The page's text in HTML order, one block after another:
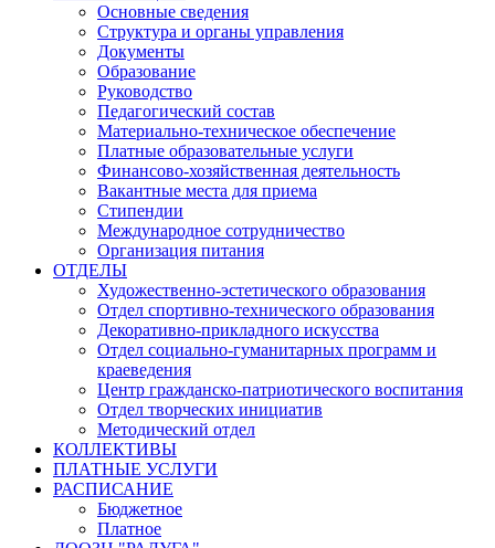
Основные сведения
Структура и органы управления
Документы
Образование
Руководство
Педагогический состав
Материально-техническое обеспечение
Платные образовательные услуги
Финансово-хозяйственная деятельность
Вакантные места для приема
Стипендии
Международное сотрудничество
Организация питания
ОТДЕЛЫ
Художественно-эстетического образования
Отдел спортивно-технического образования
Декоративно-прикладного искусства
Отдел социально-гуманитарных программ и
краеведения
Центр гражданско-патриотического воспитания
Отдел творческих инициатив
Методический отдел
КОЛЛЕКТИВЫ
ПЛАТНЫЕ УСЛУГИ
РАСПИСАНИЕ
Бюджетное
Платное